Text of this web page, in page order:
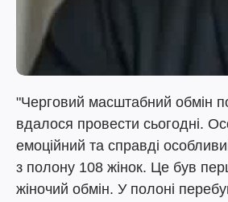
"Черговий масштабний обмін
вдалося провести сьогодні.
емоційний та справді
з полону 108 жінок. Це був
жіночий обмін. У полоні